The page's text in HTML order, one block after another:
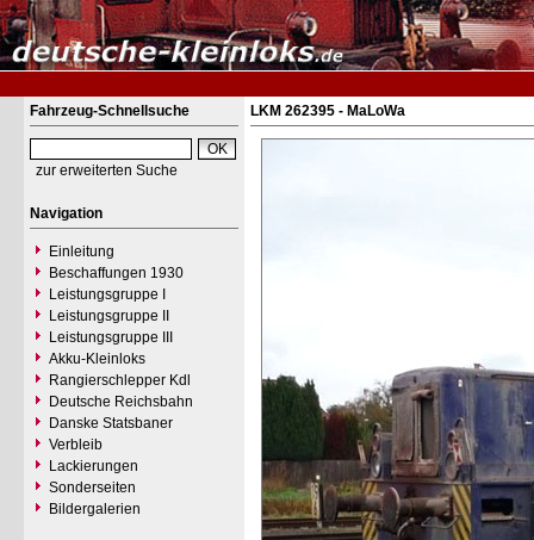
Fahrzeug-Schnellsuche
zur erweiterten Suche
Navigation
Einleitung
Beschaffungen 1930
Leistungsgruppe I
Leistungsgruppe II
Leistungsgruppe III
Akku-Kleinloks
Rangierschlepper Kdl
Deutsche Reichsbahn
Danske Statsbaner
Verbleib
Lackierungen
Sonderseiten
Bildergalerien
LKM 262395 - MaLoWa